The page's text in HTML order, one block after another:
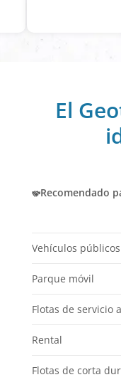
El
Recomendado
Vehículos
Parque móvil
Flotas de servicio
Rental
Flotas de corta